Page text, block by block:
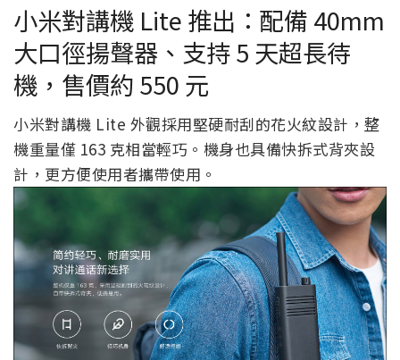
小米對講機 Lite 推出：配備 40mm
大口徑揚聲器、支持 5 天超長待
機，售價約 550 元
小米對講機 Lite 外觀採用堅硬耐刮的花火紋設計，整
機重量僅 163 克相當輕巧。機身也具備快拆式背夾設
計，更方便使用者攜帶使用。